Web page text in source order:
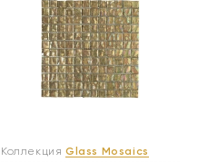
Коллекция Glass Mosaics